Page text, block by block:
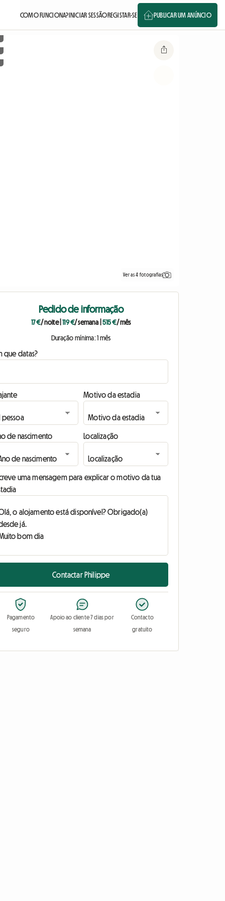
COMO FUNCIONA?INICIAR SESSÃOREGISTAR-SE PUBLICAR UM ANÚNCIO
Ver as 4 fotografias
Pedido de informação
17 €/ noite|119 €/ semana 515 €/ mês
Duração mínima: 1 mês
que datas?
Motivo da estadia
de nascimento Localização
uma mensagem para explicar o motivo da tua
Contactar Philippe
Pagamento
seguro
Apoio ao cliente 7 dias por
semana
Contacto
gratuito